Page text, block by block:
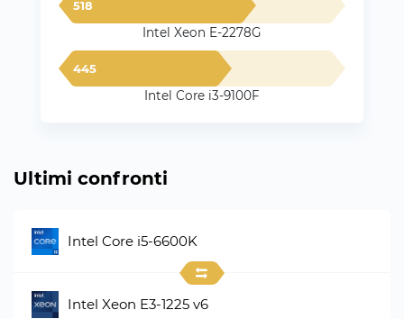
518
Intel Xeon E-2278G
445
Intel Core i3-9100F
Ultimi confronti
Intel Core i5-6600K
Intel Xeon E3-1225 v6